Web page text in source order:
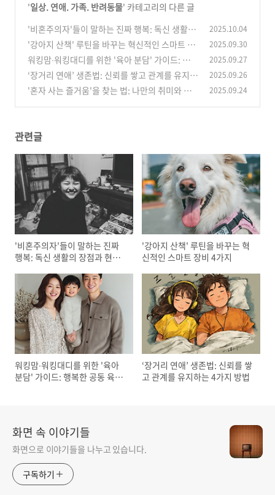
'일상. 연애. 가족. 반려동물' 카테고리의 다른 글
'비혼주의자'들이 말하는 진짜 행복: 독신 생활의
장점과 현실적인 조언
(0)
2025.10.04
'강아지 산책' 루틴을 바꾸는 혁신적인 스마트 장
비 4가지
(0)
2025.09.30
워킹맘∙워킹대디를 위한 '육아 분담' 가이드: 행복
한 공동 육아의 시작 (2)
2025.09.27
‘장거리 연애’ 생존법: 신뢰를 쌓고 관계를 유지하
는 4가지 방법 (0)
2025.09.26
'혼자 사는 즐거움'을 찾는 법: 나만의 취미와 루
2025.09.24
관련글
'비혼주의자'들이 말하는 진짜
행복: 독신 생활의 장점과 현실
'강아지 산책' 루틴을 바꾸는 혁
신적인 스마트 장비 4가지
워킹맘∙워킹대디를 위한 '육아
분담' 가이드: 행복한 공동 육아
‘장거리 연애’ 생존법: 신뢰를 쌓
고 관계를 유지하는 4가지 방법
화면 속 이야기들
화면으로 이야기들을 나누고 있습니다.
구독하기